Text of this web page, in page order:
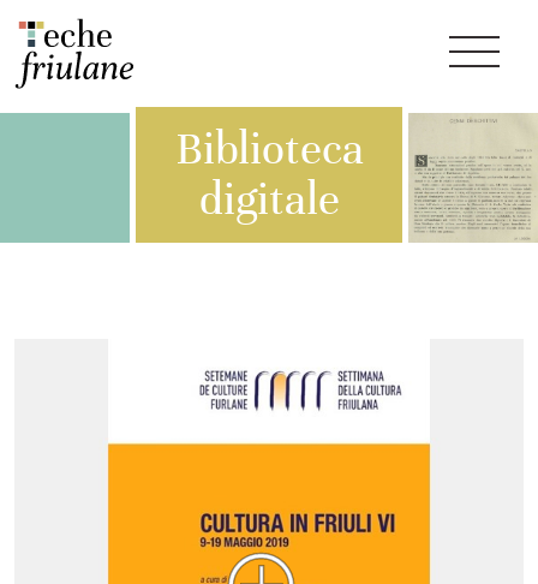
Biblioteca
digitale